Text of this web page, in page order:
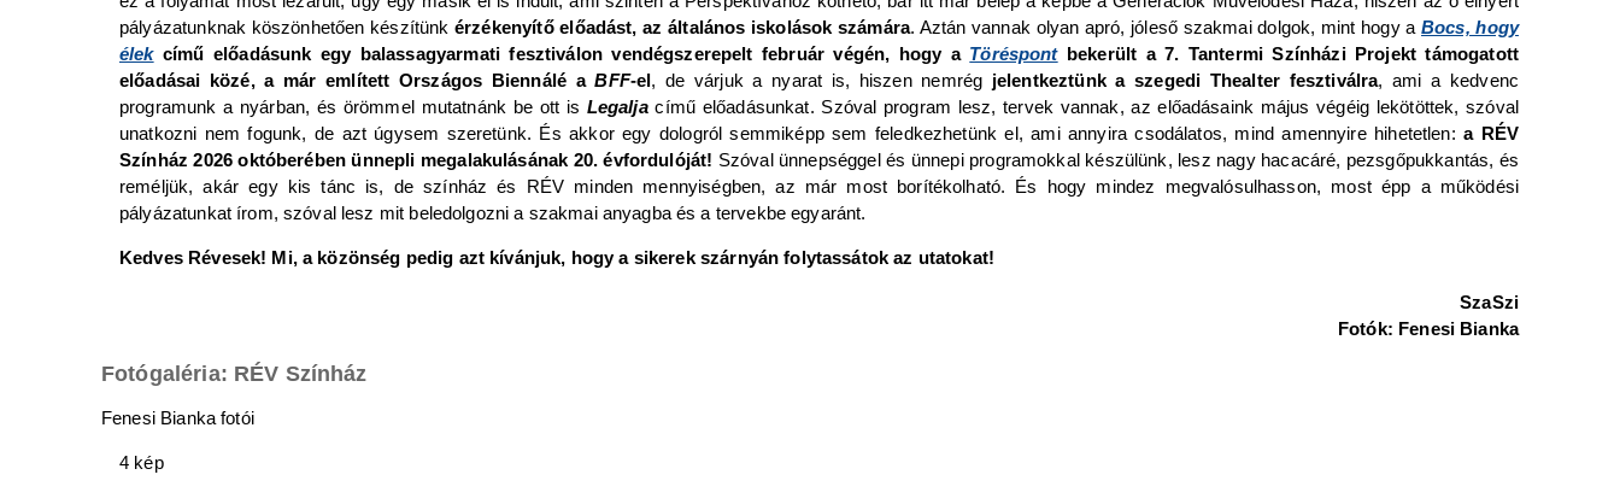
pályázatunknak köszönhetően készítünk érzékenyítő előadást, az általános iskolások számára. Aztán vannak olyan apró, jóleső szakmai dolgok, mint hogy aBocs, hogy
élekcímű előadásunk egy balassagyarmati fesztiválon vendégszerepelt február végén, hogy a Töréspontbekerült a 7. Tantermi Színházi Projekt támogatott
előadásai közé, a már említett Országos Biennálé aBFF-el, de várjuk a nyarat is, hiszen nemrég jelentkeztünk a szegedi Thealter fesztiválra, ami a kedvenc
programunk a nyárban, és örömmel mutatnánk be ott is Legaljacímű előadásunkat. Szóval program lesz, tervek vannak, az előadásaink május végéig lekötöttek, szóval
unatkozni nem fogunk, de azt úgysem szeretünk. És akkor egy dologról semmiképp sem feledkezhetünk el, ami annyira csodálatos, mind amennyire hihetetlen:a RÉV
Színház 2026 októberében ünnepli megalakulásának 20. évfordulóját! Szóval ünnepséggel és ünnepi programokkal készülünk, lesz nagy hacacáré, pezsgőpukkantás, és
reméljük, akár egy kis tánc is, de színház és RÉV minden mennyiségben, az már most borítékolható. És hogy mindez megvalósulhasson, most épp a működési
pályázatunkat írom, szóval lesz mit beledolgozni a szakmai anyagba és a tervekbe egyaránt.
Kedves Révesek! Mi, a közönség pedig azt kívánjuk, hogy a sikerek szárnyán folytassátok az utatokat!
SzaSzi
Fotók: Fenesi Bianka
Fotógaléria: RÉV Színház
Fenesi Bianka fotói
4 kép